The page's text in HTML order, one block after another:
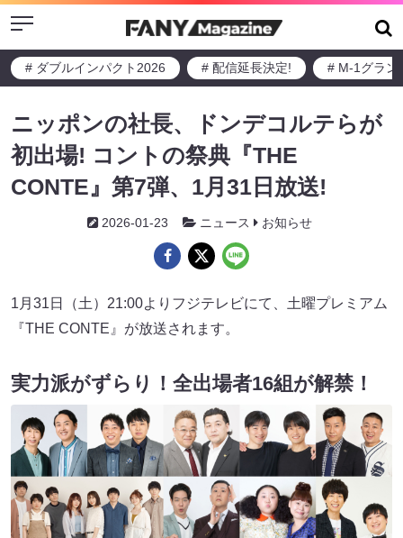
Menu
# ダブルインパクト2026 # 配信延長決定! # M-1グラン
ニッポンの社長、ドンデコルテらが
初出場! コントの祭典『THE
CONTE』第7弾、1月31日放送!
2026-01-23 ニュース お知らせ
1月31日（土）21:00よりフジテレビにて、土曜プレミアム
『THE CONTE』が放送されます。
実力派がずらり！全出場者16組が解禁！